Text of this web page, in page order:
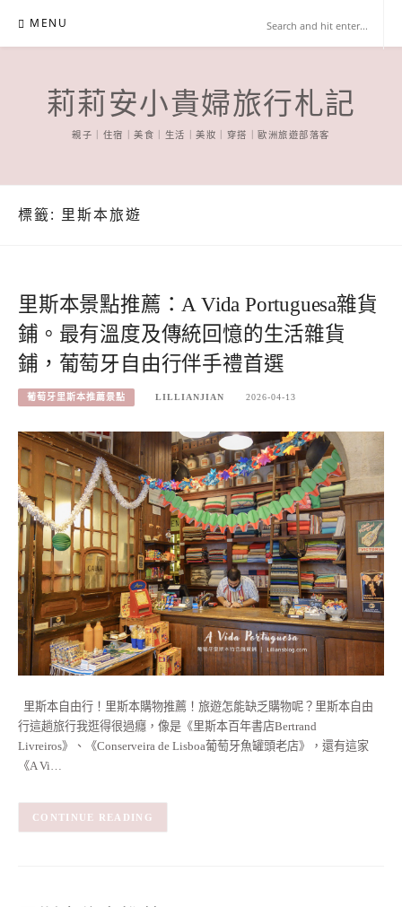
content
MENU
莉莉安小貴婦旅行札記
親子｜住宿｜美食｜生活｜美妝｜穿搭｜歐洲旅遊部落客
標籤: 里斯本旅遊
里斯本景點推薦：A Vida Portuguesa雜貨
鋪。最有溫度及傳統回憶的生活雜貨
鋪，葡萄牙自由行伴手禮首選
葡萄牙里斯本推薦景點 LILLIANJIAN 2026-04-13
里斯本自由行！里斯本購物推薦！旅遊怎能缺乏購物呢？里斯本自由
行這趟旅行我逛得很過癮，像是《里斯本百年書店Bertrand
Livreiros》、《Conserveira de Lisboa葡萄牙魚罐頭老店》，還有這家
《A Vi…
CONTINUE READING